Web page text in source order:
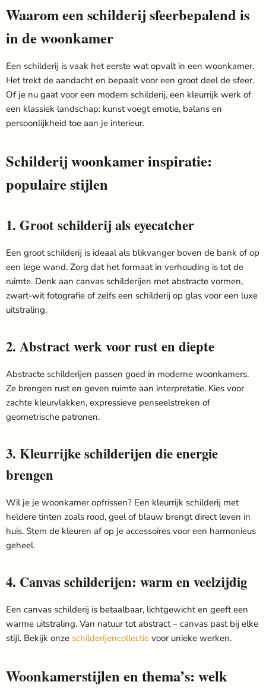
Waarom een schilderij sfeerbepalend is
in de woonkamer
Een schilderij is vaak het eerste wat opvalt in een woonkamer.
Het trekt de aandacht en bepaalt voor een groot deel de sfeer.
Of je nu gaat voor een modern schilderij, een kleurrijk werk of
een klassiek landschap: kunst voegt emotie, balans en
persoonlijkheid toe aan je interieur.
Schilderij woonkamer inspiratie:
populaire stijlen
1. Groot schilderij als eyecatcher
Een groot schilderij is ideaal als blikvanger boven de bank of op
een lege wand. Zorg dat het formaat in verhouding is tot de
ruimte. Denk aan canvas schilderijen met abstracte vormen,
zwart-wit fotografie of zelfs een schilderij op glas voor een luxe
uitstraling.
2. Abstract werk voor rust en diepte
Abstracte schilderijen passen goed in moderne woonkamers.
Ze brengen rust en geven ruimte aan interpretatie. Kies voor
zachte kleurvlakken, expressieve penseelstreken of
geometrische patronen.
3. Kleurrijke schilderijen die energie
brengen
Wil je je woonkamer opfrissen? Een kleurrijk schilderij met
heldere tinten zoals rood, geel of blauw brengt direct leven in
huis. Stem de kleuren af op je accessoires voor een harmonieus
geheel.
4. Canvas schilderijen: warm en veelzijdig
Een canvas schilderij is betaalbaar, lichtgewicht en geeft een
warme uitstraling. Van natuur tot abstract – canvas past bij elke
stijl. Bekijk onze schilderijencollectie voor unieke werken.
Woonkamerstijlen en thema’s: welk